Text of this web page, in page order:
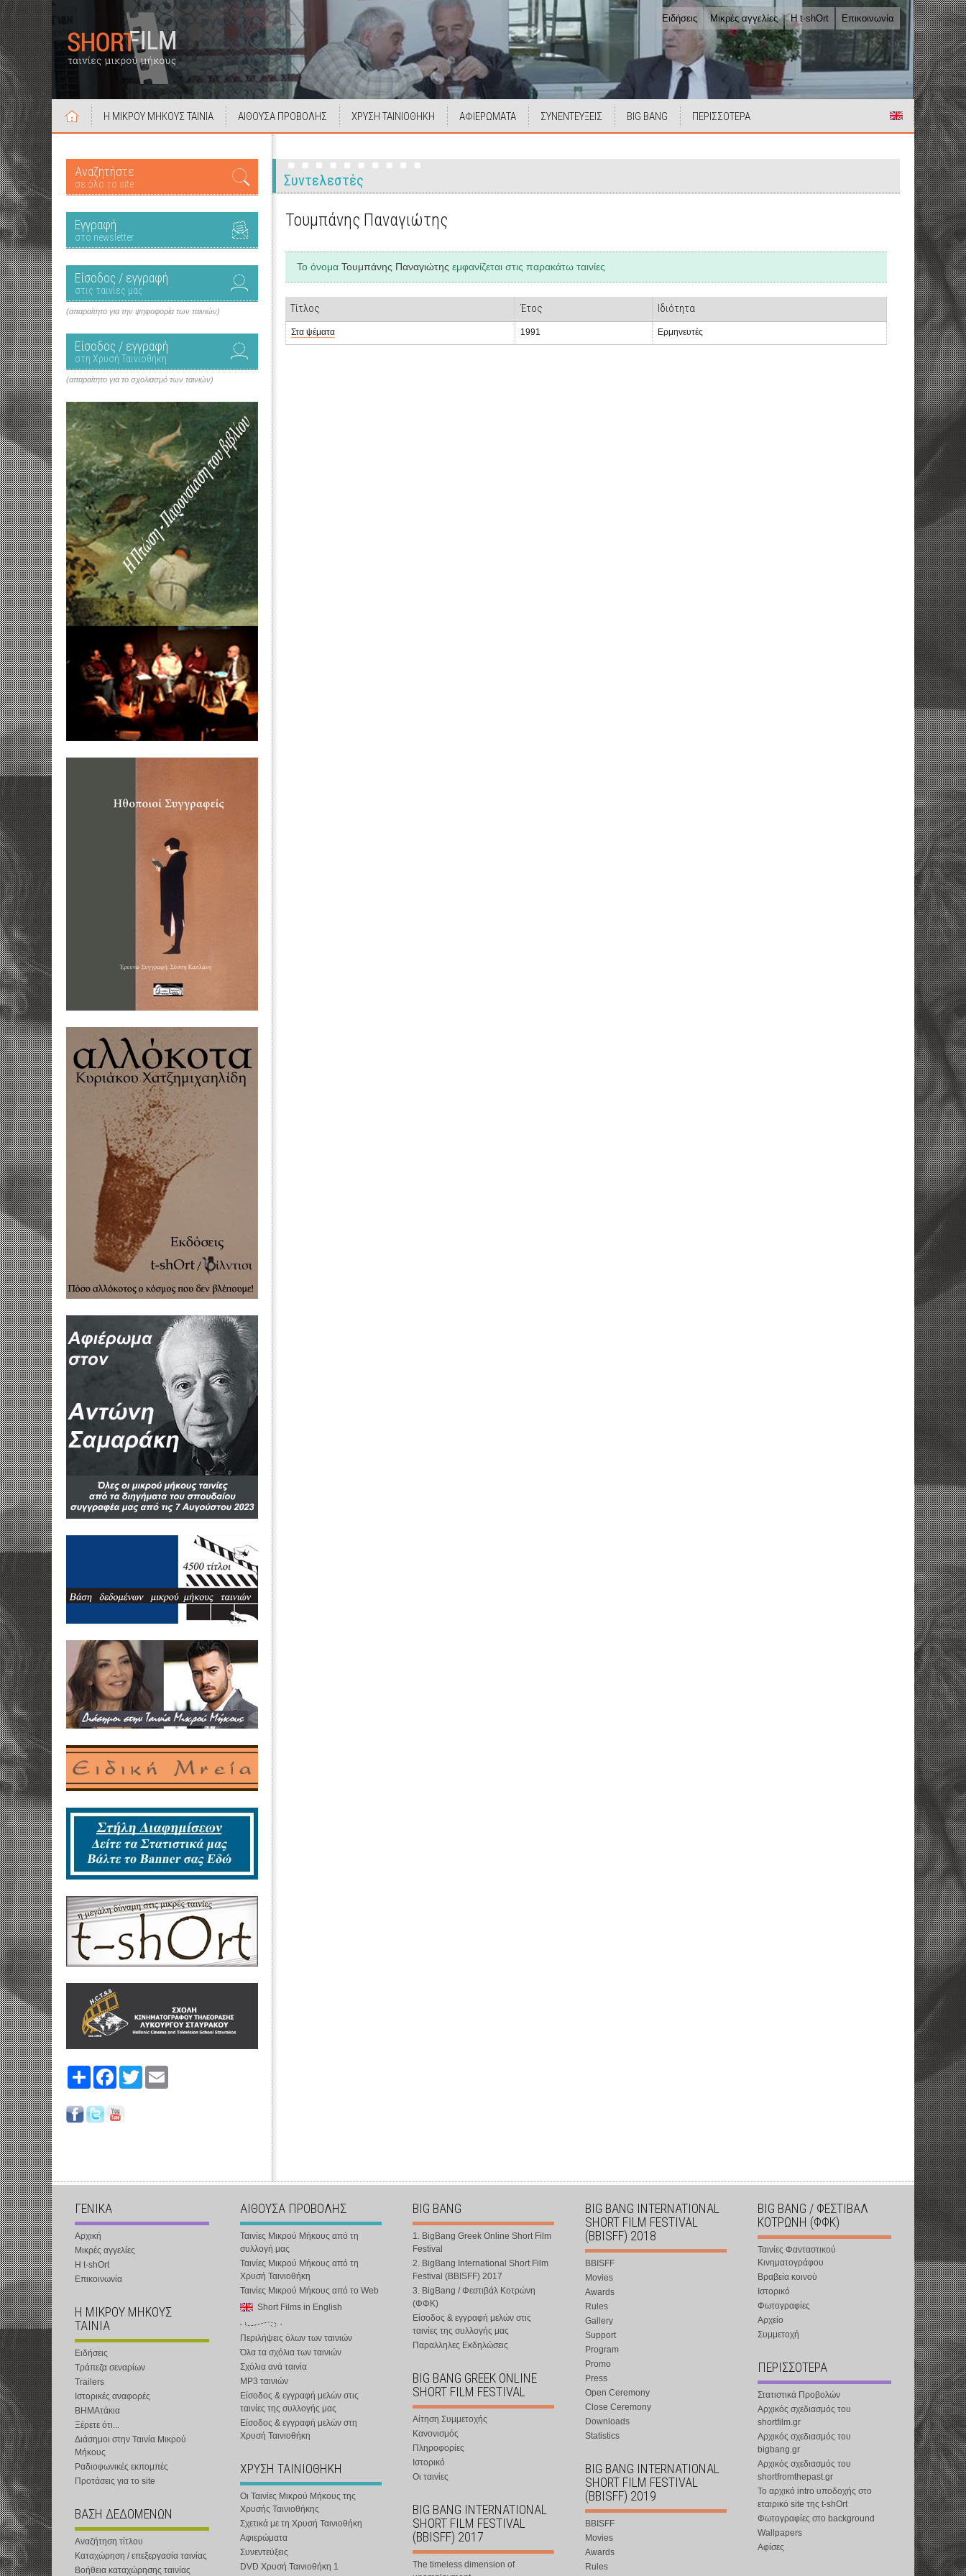
Ειδήσεις Μικρές αγγελίες Η t-shOrt Επικοινωνία
Η ΜΙΚΡΟΥ ΜΗΚΟΥΣ ΤΑΙΝΙΑ ΑΙΘΟΥΣΑ ΠΡΟΒΟΛΗΣ ΧΡΥΣΗ ΤΑΙΝΙΟΘΗΚΗ ΑΦΙΕΡΩΜΑΤΑ ΣΥΝΕΝΤΕΥΞΕΙΣ BIG BANG ΠΕΡΙΣΣΟΤΕΡΑ
Αναζητήστε
σε όλο το site
Εγγραφή
στο newsletter
Είσοδος / εγγραφή
στις ταινίες μας
(απαραίτητο για την ψηφοφορία των ταινιών)
Είσοδος / εγγραφή
στη Χρυσή Ταινιοθήκη
(απαραίτητο για το σχολιασμό των ταινιών)
Share FacebookTwitter
Συντελεστές
Τουμπάνης Παναγιώτης
Το όνομα Τουμπάνης Παναγιώτης εμφανίζεται στις παρακάτω ταινίες
Τίτλος Έτος Ιδιότητα
Στα ψέματα 1991 Ερμηνευτές
ΓΕΝΙΚΑ
Αρχική
Μικρές αγγελίες
Η t-shOrt
Επικοινωνία
Η ΜΙΚΡΟΥ ΜΗΚΟΥΣ
ΤΑΙΝΙΑ
Ειδήσεις
Τράπεζα σεναρίων
Trailers
Ιστορικές αναφορές
ΒΗΜΑτάκια
Ξέρετε ότι...
Διάσημοι στην Ταινία Μικρού
Μήκους
Ραδιοφωνικές εκπομπές
Προτάσεις για το site
ΒΑΣΗ ΔΕΔΟΜΕΝΩΝ
Αναζήτηση τίτλου
Καταχώρηση / επεξεργασία ταινίας
Βοήθεια καταχώρησης ταινίας
ΑΙΘΟΥΣΑ ΠΡΟΒΟΛΗΣ
Ταινίες Μικρού Μήκους από τη
συλλογή μας
Ταινίες Μικρού Μήκους από τη
Χρυσή Ταινιοθήκη
Ταινίες Μικρού Μήκους από το Web
Short Films in English
Περιλήψεις όλων των ταινιών
Όλα τα σχόλια των ταινιών
Σχόλια ανά ταινία
MP3 ταινιών
Είσοδος & εγγραφή μελών στις
ταινίες της συλλογής μας
Είσοδος & εγγραφή μελών στη
Χρυσή Ταινιοθήκη
ΧΡΥΣΗ ΤΑΙΝΙΟΘΗΚΗ
Οι Ταινίες Μικρού Μήκους της
Χρυσής Ταινιοθήκης
Σχετικά με τη Χρυσή Ταινιοθήκη
Αφιερώματα
Συνεντεύξεις
DVD Χρυσή Ταινιοθήκη 1
BIG BANG
1. BigBang Greek Online Short Film
Festival
2. BigBang International Short Film
Festival (BBISFF) 2017
3. BigBang / Φεστιβάλ Κοτρώνη
(ΦΦΚ)
Είσοδος & εγγραφή μελών στις
ταινίες της συλλογής μας
Παραλληλες Εκδηλώσεις
BIG BANG GREEK ONLINE
SHORT FILM FESTIVAL
Αίτηση Συμμετοχής
Κανονισμός
Πληροφορίες
Ιστορικό
Οι ταινίες
BIG BANG INTERNATIONAL
SHORT FILM FESTIVAL
(BBISFF) 2017
The timeless dimension of
BIG BANG INTERNATIONAL
SHORT FILM FESTIVAL
(BBISFF) 2018
BBISFF
Movies
Awards
Rules
Gallery
Support
Program
Promo
Press
Open Ceremony
Close Ceremony
Downloads
Statistics
BIG BANG INTERNATIONAL
SHORT FILM FESTIVAL
(BBISFF) 2019
BBISFF
Movies
Awards
Rules
BIG BANG / ΦΕΣΤΙΒΑΛ
ΚΟΤΡΩΝΗ (ΦΦΚ)
Ταινίες Φανταστικού
Κινηματογράφου
Βραβεία κοινού
Ιστορικό
Φωτογραφίες
Αρχείο
Συμμετοχή
ΠΕΡΙΣΣΟΤΕΡΑ
Στατιστικά Προβολών
Αρχικός σχεδιασμός του
shortfilm.gr
Αρχικός σχεδιασμός του
bigbang.gr
Αρχικός σχεδιασμός του
shortfromthepast.gr
Το αρχικό intro υποδοχής στο
εταιρικό site της t-shOrt
Φωτογραφίες στο background
Wallpapers
Αφίσες